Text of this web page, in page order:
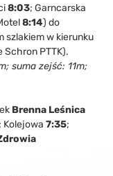
8:03; Garncarska
8:14) do
szlakiem w kierunku
Schron PTTK).
suma zejść: 11m;
Brenna Leśnica
; Kolejowa7:35;